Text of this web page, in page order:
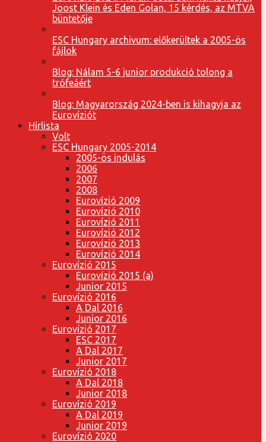
Joost Klein és Eden Golan, 15 kérdés, az MTVA
büntetője
ESC Hungary archivum: előkerültek a 2005-ös
fájlok
Blog: Nálam 5-6 junior produkció tolong a
trófeáért
Blog: Magyarország 2024-ben is kihagyja az
Eurovíziót
Hírlista
Volt
ESC Hungary 2005-2014
2005-ös indulás
2006
2007
2008
Eurovízió 2009
Eurovízió 2010
Eurovízió 2011
Eurovízió 2012
Eurovízió 2013
Eurovízió 2014
Eurovízió 2015
Eurovízió 2015 (a)
Junior 2015
Eurovízió 2016
A Dal 2016
Junior 2016
Eurovízió 2017
ESC 2017
A Dal 2017
Junior 2017
Eurovízió 2018
A Dal 2018
Junior 2018
Eurovízió 2019
A Dal 2019
Junior 2019
Eurovízió 2020